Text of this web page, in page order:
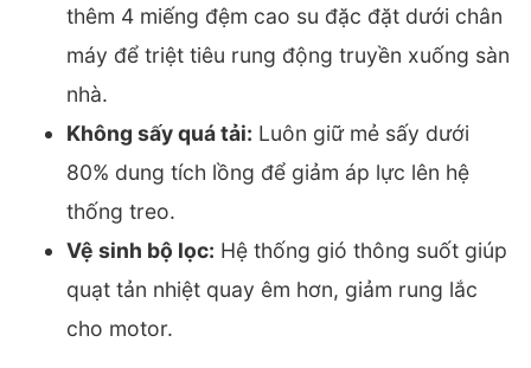
thêm 4 miếng đệm cao su đặc đặt dưới chân
máy để triệt tiêu rung động truyền xuống sàn
nhà.
Không sấy quá tải: Luôn giữ mẻ sấy dưới
80% dung tích lồng để giảm áp lực lên hệ
thống treo.
Vệ sinh bộ lọc: Hệ thống gió thông suốt giúp
quạt tản nhiệt quay êm hơn, giảm rung lắc
cho motor.